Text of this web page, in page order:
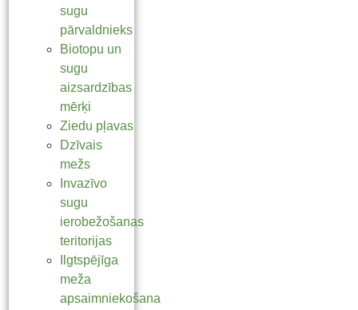
sugu
pārvaldnieks
Biotopu un
sugu
aizsardzības
mērķi
Ziedu pļavas
Dzīvais
mežs
Invazīvo
sugu
ierobežošanas
teritorijas
Ilgtspējīga
meža
apsaimniekošana